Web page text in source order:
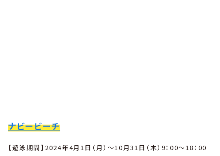
ナビービーチ
【遊泳期間】2024年4月1日（月）〜10月31日（木）9：00〜18：00